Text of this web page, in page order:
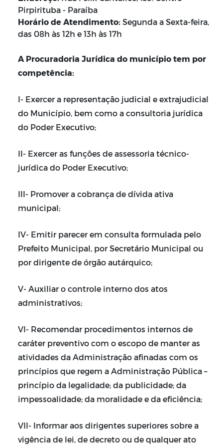
Pirpirituba - Paraíba
Horário de Atendimento:Segunda a Sexta-feira,
das 08h às 12h e 13h às 17h
A Procuradoria Jurídica do município tem por
competência:
I- Exercer a representação judicial e extrajudicial
do Município, bem como a consultoria jurídica
do Poder Executivo;
II- Exercer as funções de assessoria técnico-
jurídica do Poder Executivo;
III- Promover a cobrança de dívida ativa
municipal;
IV- Emitir parecer em consulta formulada pelo
Prefeito Municipal, por Secretário Municipal ou
por dirigente de órgão autárquico;
V- Auxiliar o controle interno dos atos
administrativos;
VI- Recomendar procedimentos internos de
caráter preventivo com o escopo de manter as
atividades da Administração afinadas com os
princípios que regem a Administração Pública –
princípio da legalidade; da publicidade; da
impessoalidade; da moralidade e da eficiência;
VII- Informar aos dirigentes superiores sobre a
vigência de lei, de decreto ou de qualquer ato